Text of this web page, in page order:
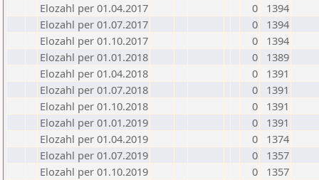
Elozahl per 01.04.2017
0
1394
Elozahl per 01.07.2017
0
1394
Elozahl per 01.10.2017
0
1394
Elozahl per 01.01.2018
0
1389
Elozahl per 01.04.2018
0
1391
Elozahl per 01.07.2018
0
1391
Elozahl per 01.10.2018
0
1391
Elozahl per 01.01.2019
0
1391
Elozahl per 01.04.2019
0
1374
Elozahl per 01.07.2019
0
1357
Elozahl per 01.10.2019
0
1357